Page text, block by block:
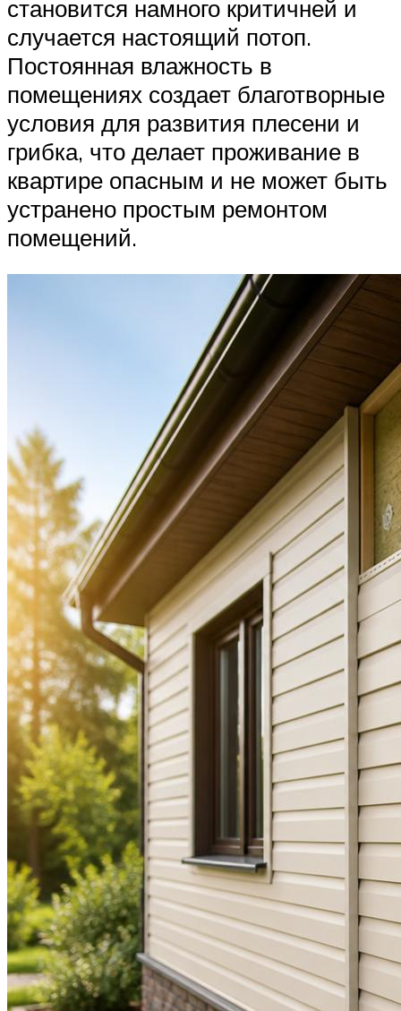
становится намного критичней и
случается настоящий потоп.
Постоянная влажность в
помещениях создает благотворные
условия для развития плесени и
грибка, что делает проживание в
квартире опасным и не может быть
устранено простым ремонтом
помещений.